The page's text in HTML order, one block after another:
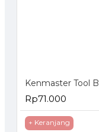
Rp71.000
+ Keranjang